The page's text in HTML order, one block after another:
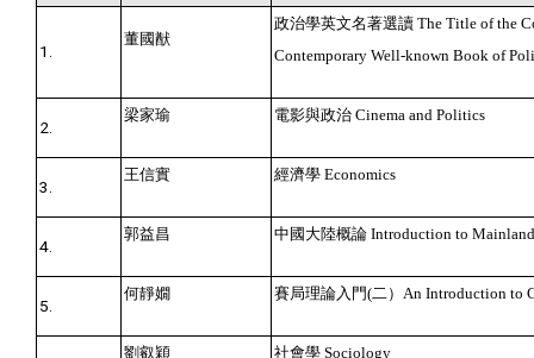
1.
董國猷
政治學英文名著選讀The Title of the
Contemporary Well-known Book of
2.
梁家瑜 電影與政治Cinema and Politics
3.
王信實 經濟學Economics
4.
郭益昌 中國大陸概論Introduction to
5.
何靜嫺 賽局理論入門(二） An Introduction to
劉叡穎 社會學Sociology